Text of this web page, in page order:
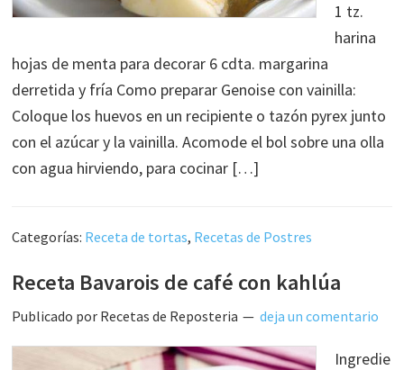
1 tz.
harina
hojas de menta para decorar 6 cdta. margarina
derretida y fría Como preparar Genoise con vainilla:
Coloque los huevos en un recipiente o tazón pyrex junto
con el azúcar y la vainilla. Acomode el bol sobre una olla
con agua hirviendo, para cocinar […]
Categorías: Receta de tortas, Recetas de Postres
Receta Bavarois de café con kahlúa
Publicado por Recetas de Reposteria deja un comentario
Ingredie